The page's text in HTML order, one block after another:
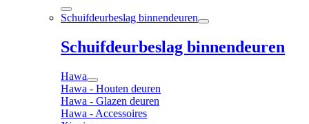
Schuifdeurbeslag binnendeuren
Schuifdeurbeslag binnendeuren
Hawa
Hawa - Houten deuren
Hawa - Glazen deuren
Hawa - Accessoires